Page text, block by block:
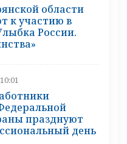
области
к участию в
России.
празднуют
день